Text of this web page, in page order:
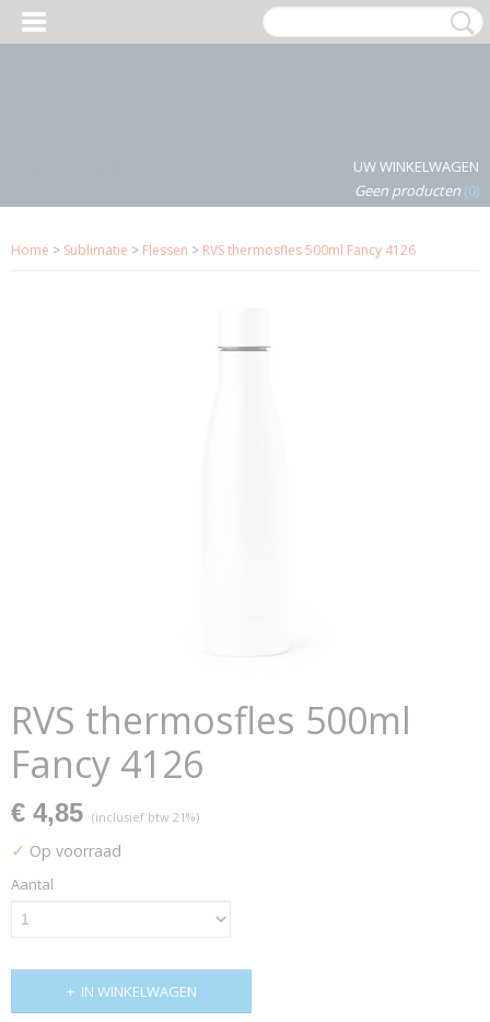
UW WINKELWAGEN
Geen producten (0)
Home > Sublimatie > Flessen > RVS thermosfles 500ml Fancy 4126
RVS thermosfles 500ml
Fancy 4126
€ 4,85 (inclusief btw 21%)
✓ Op voorraad
Aantal
IN WINKELWAGEN